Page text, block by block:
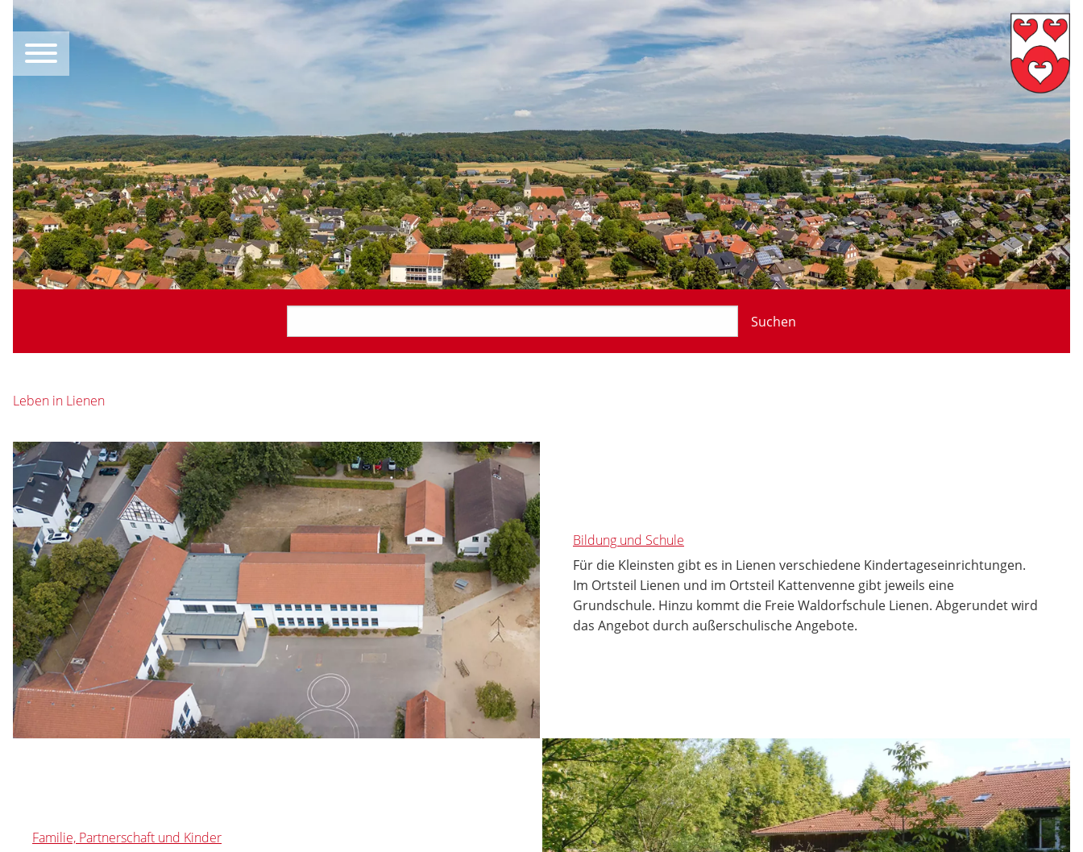
Suchen
Leben in Lienen
Bildung und Schule
Für die Kleinsten gibt es in Lienen verschiedene Kindertageseinrichtungen.
Im Ortsteil Lienen und im Ortsteil Kattenvenne gibt jeweils eine
Grundschule. Hinzu kommt die Freie Waldorfschule Lienen. Abgerundet wird
das Angebot durch außerschulische Angebote.
Familie, Partnerschaft und Kinder